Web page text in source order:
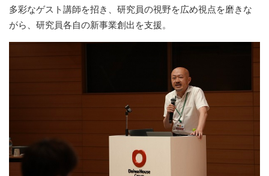
多彩なゲスト講師を招き、研究員の視野を広め視点を磨きな
がら、研究員各自の新事業創出を支援。